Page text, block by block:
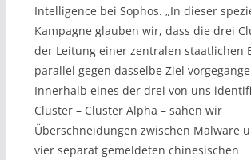
Intelligence bei Sophos. „In dieser
Kampagne glauben wir, dass die drei
der Leitung einer zentralen staatlichen
parallel gegen dasselbe Ziel
Innerhalb eines der drei von uns
Cluster – Cluster Alpha – sahen wir
Überschneidungen zwischen Malware
vier separat gemeldeten chinesischen